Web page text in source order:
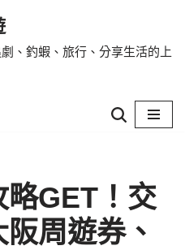
、釣蝦、旅行、分享生活的上
略GET！交
周遊券、